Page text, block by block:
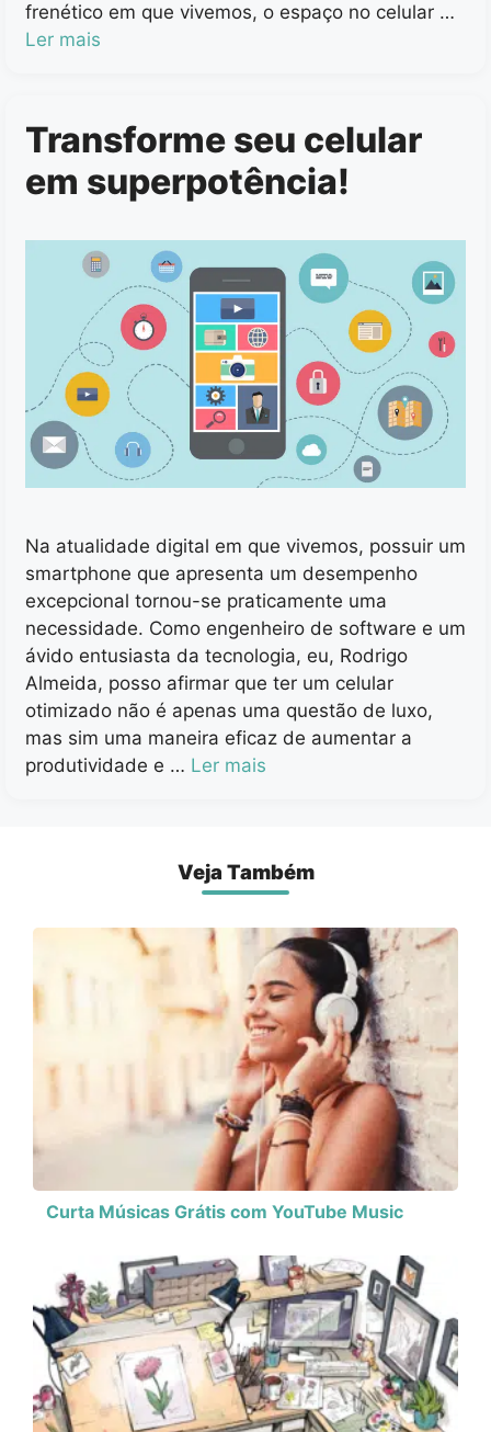
frenético em que vivemos, o espaço no celular …
Ler mais
Transforme seu celular
em superpotência!
Na atualidade digital em que vivemos, possuir um
smartphone que apresenta um desempenho
excepcional tornou-se praticamente uma
necessidade. Como engenheiro de software e um
ávido entusiasta da tecnologia, eu, Rodrigo
Almeida, posso afirmar que ter um celular
otimizado não é apenas uma questão de luxo,
mas sim uma maneira eficaz de aumentar a
produtividade e … Ler mais
Veja Também
Curta Músicas Grátis com YouTube Music